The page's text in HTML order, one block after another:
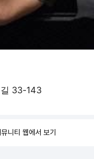
33-143
니티 웹에서 보기